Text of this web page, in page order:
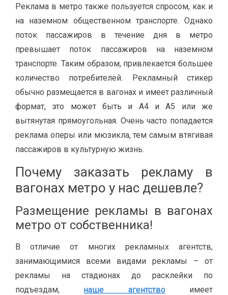
Реклама в метро также пользуется спросом, как и
на наземном общественном транспорте. Однако
поток пассажиров в течение дня в метро
превышает поток пассажиров на наземном
транспорте. Таким образом, привлекается большее
количество потребителей. Рекламный стикер
обычно размещается в вагонах и имеет различный
формат, это может быть и А4 и А5 или же
вытянутая прямоугольная. Очень часто попадается
реклама оперы или мюзикла, тем самым втягивая
пассажиров в культурную жизнь.
Почему заказать рекламу в
вагонах метро у нас дешевле?
Размещение рекламы в вагонах
метро от собственника!
В отличие от многих рекламных агентств,
занимающимися всеми видами рекламы – от
рекламы на стадионах до расклейки по
подъездам, наше агентствоимеет